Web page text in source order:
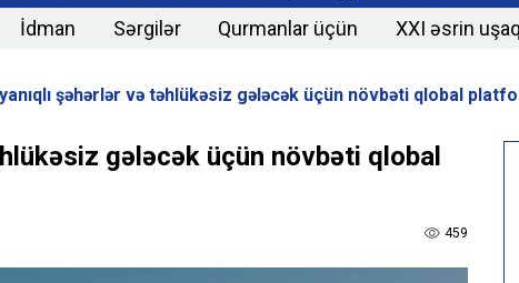
İdman Sərgilər Qurmanlar üçün XXI əsrin
şəhərlər və təhlükəsiz gələcək üçün növbəti qlobal
gələcək üçün növbəti qlobal
459